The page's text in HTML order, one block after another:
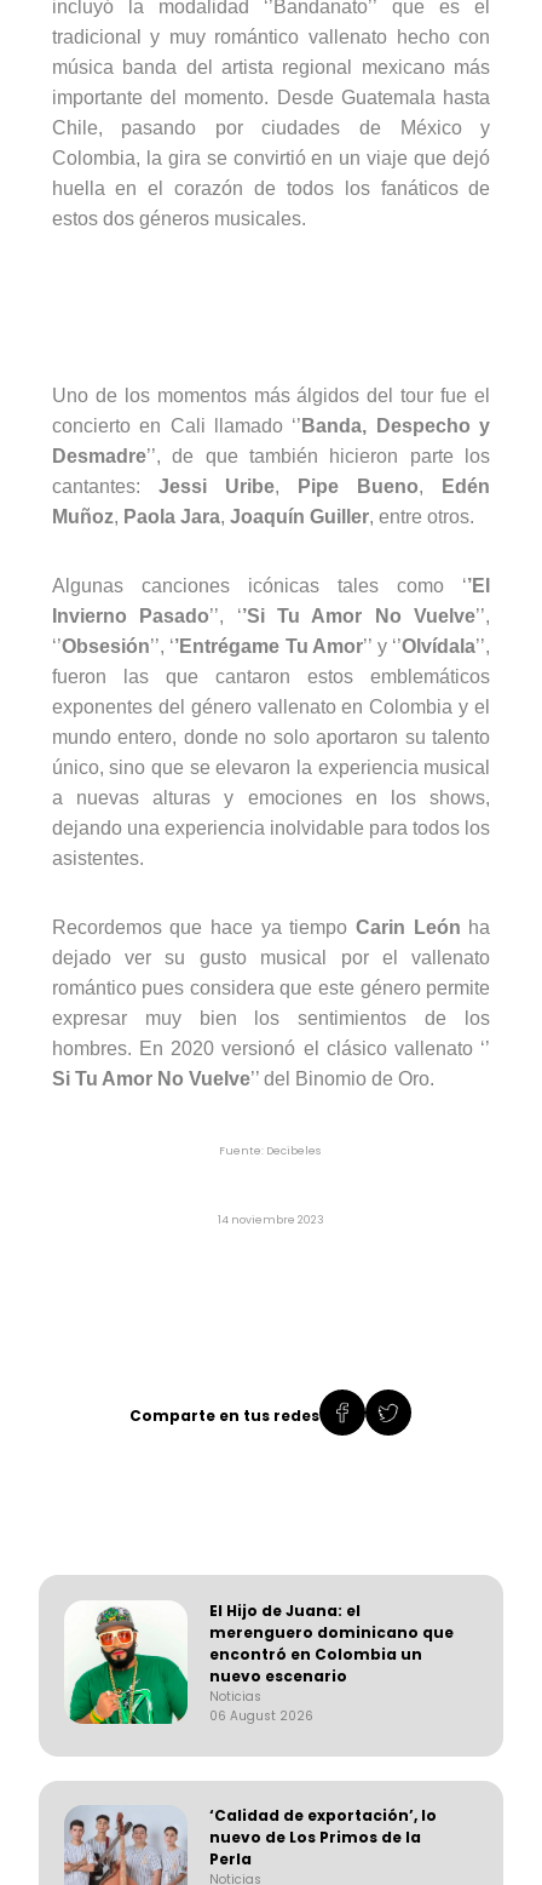
El Hijo de Juana: el
merenguero dominicano que
encontró en Colombia un
nuevo escenario
Noticias
06 August 2026
‘Calidad de exportación’, lo
nuevo de Los Primos de la
Perla
Noticias
incluyó la modalidad ‘’Bandanato’’ que es el
tradicional y muy romántico vallenato hecho con
música banda del artista regional mexicano más
importante del momento. Desde Guatemala hasta
Chile, pasando por ciudades de México y
Colombia, la gira se convirtió en un viaje que dejó
huella en el corazón de todos los fanáticos de
estos dos géneros musicales.
Uno de los momentos más álgidos del tour fue el
concierto en Cali llamado ‘’ Banda, Despecho y
Desmadre’’, de que también hicieron parte los
cantantes: Jessi Uribe, Pipe Bueno,
Edén
Muñoz, Paola Jara, Joaquín Guiller, entre otros.
Algunas canciones icónicas tales como ‘’El
Invierno Pasado’’, ‘’Si Tu Amor No Vuelve’’,
‘’Obsesión’’, ‘’Entrégame Tu Amor’’ y ‘’Olvídala’’,
fueron las que cantaron estos emblemáticos
exponentes del género vallenato en Colombia y el
mundo entero, donde no solo aportaron su talento
único, sino que se elevaron la experiencia musical
a nuevas alturas y emociones en los shows,
dejando una experiencia inolvidable para todos los
asistentes.
Recordemos que hace ya tiempoCarin León ha
dejado ver su gusto musical por el vallenato
romántico pues considera que este género permite
expresar muy bien los sentimientos de los
hombres. En 2020 versionó el clásico vallenato ‘’
Si Tu Amor No Vuelve’’ del Binomio de Oro.
Fuente: Decibeles
14 noviembre 2023
Comparte en tus redes